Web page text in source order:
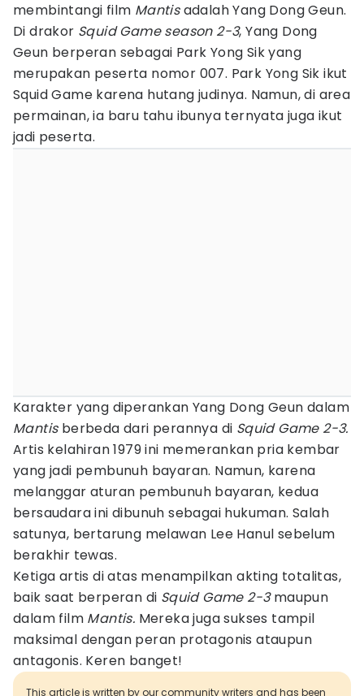
membintangi film Mantisadalah Yang Dong Geun.
Di drakor Squid Game season 2-3, Yang Dong
Geun berperan sebagai Park Yong Sik yang
merupakan peserta nomor 007. Park Yong Sik ikut
Squid Game karena hutang judinya. Namun, di area
permainan, ia baru tahu ibunya ternyata juga ikut
jadi peserta.
Karakter yang diperankan Yang Dong Geun dalam
Mantisberbeda dari perannya di Squid Game 2-3.
Artis kelahiran 1979 ini memerankan pria kembar
yang jadi pembunuh bayaran. Namun, karena
melanggar aturan pembunuh bayaran, kedua
bersaudara ini dibunuh sebagai hukuman. Salah
satunya, bertarung melawan Lee Hanul sebelum
berakhir tewas.
Ketiga artis di atas menampilkan akting totalitas,
baik saat berperan di Squid Game 2-3maupun
dalam film Mantis. Mereka juga sukses tampil
maksimal dengan peran protagonis ataupun
antagonis. Keren banget!
This article is written by our community writers and has been